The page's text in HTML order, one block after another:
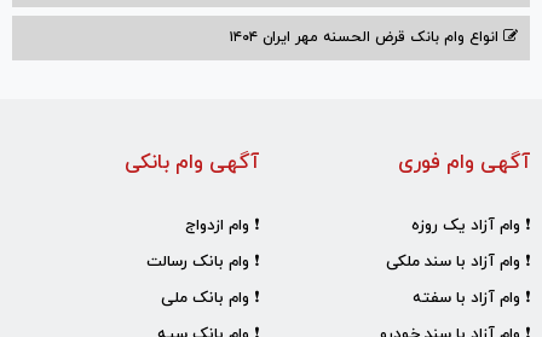
انواع وام بانک قرض الحسنه مهر ایران ۱۴۰۴
آگهی وام بانکی
❗ وام ازدواج
❗ وام بانک رسالت
❗ وام بانک ملی
آگهی وام فوری
❗ وام آزاد یک روزه
❗ وام آزاد با سند ملکی
❗ وام آزاد با سفته